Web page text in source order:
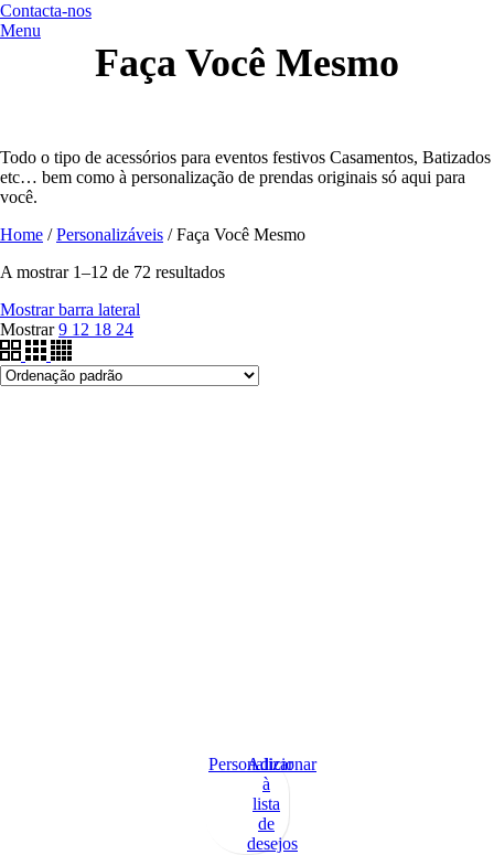
Contacta-nos
Menu
Faça Você Mesmo
Todo o tipo de acessórios para eventos festivos Casamentos, Batizados
etc… bem como à personalização de prendas originais só aqui para
você.
Home /Personalizáveis /Faça Você Mesmo
A mostrar 1–12 de 72 resultados
Mostrar barra lateral
Mostrar9 12 18 24
Personalizar
Adicionar
à
lista
de
desejos